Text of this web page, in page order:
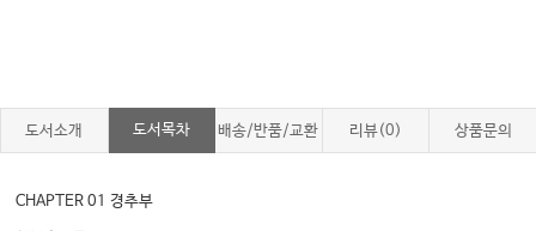
도서소개 도서목차 배송/반품/교환 리뷰(0) 상품문의
CHAPTER 01 경추부